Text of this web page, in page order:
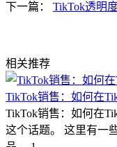
下一篇： TikTok透明
相关推荐
TikTok销售：如何在
TikTok销售：如何在
这个话题。 这里有一